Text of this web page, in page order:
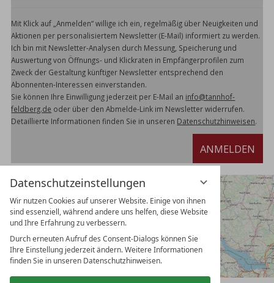
Datenschutzeinstellungen
Wir nutzen Cookies auf unserer Website. Einige von ihnen
sind essenziell, während andere uns helfen, diese Website
und Ihre Erfahrung zu verbessern.
Durch erneuten Aufruf des Consent-Dialogs können Sie
Ihre Einstellung jederzeit ändern. Weitere Informationen
finden Sie in unseren Datenschutzhinweisen.
Mit Klick auf „Anmelden“ willige ich ein, regelmäßig über Neuigkeiten und
Aktionen per personalisiertem Newsletter (E-Mail) informiert zu werden.
Ich bin mit Newsletter-Analysen durch Messung, Speicherung und
Auswertung von Öffnungs- und Klickraten in Empfängerprofilen zum
Zweck der Gestaltung künftiger Newsletter entsprechend den
Abonnenten-Interessen einverstanden.
Sie können Ihre Einwilligung jederzeit per E-Mail an info@tannhof-
feldberg.de oder über den Abmelde-Link im Newsletter widerrufen.
Detaillierte Informationen finden Sie in unseren Datenschutzhinweisen.
ANMELDEN